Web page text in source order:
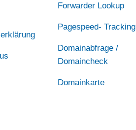
Forwarder Lookup
Pagespeed- Tracking
Domainabfrage /
Domaincheck
Domainkarte